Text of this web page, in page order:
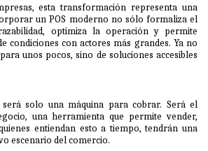
esta transformación representa una
un POS moderno no sólo formaliza el
optimiza la operación y permite
condiciones con actores más grandes. Ya no
unos pocos, sino de soluciones accesibles
solo una máquina para cobrar. Será el
una herramienta que permite vender,
entiendan esto a tiempo, tendrán una
escenario del comercio.